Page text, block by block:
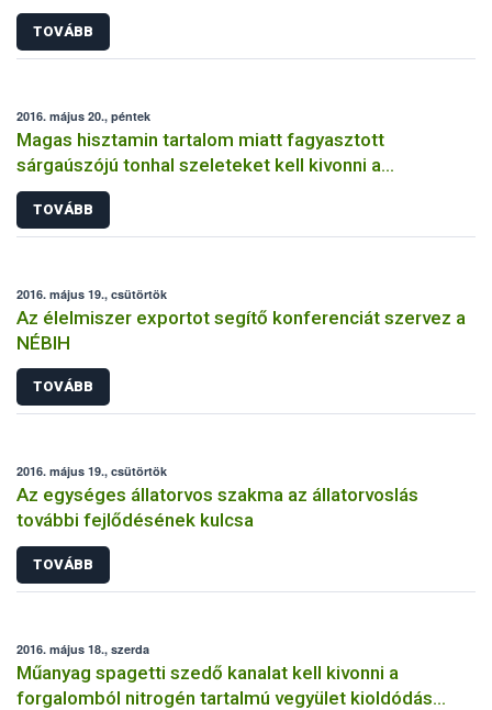
TOVÁBB
2016. május 20., péntek
Magas hisztamin tartalom miatt fagyasztott
sárgaúszójú tonhal szeleteket kell kivonni a
forgalomból
TOVÁBB
2016. május 19., csütörtök
Az élelmiszer exportot segítő konferenciát szervez a
NÉBIH
TOVÁBB
2016. május 19., csütörtök
Az egységes állatorvos szakma az állatorvoslás
további fejlődésének kulcsa
TOVÁBB
2016. május 18., szerda
Műanyag spagetti szedő kanalat kell kivonni a
forgalomból nitrogén tartalmú vegyület kioldódás